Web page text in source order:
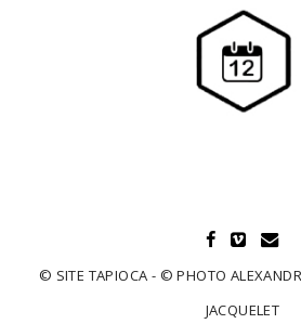
© SITE TAPIOCA - © PHOTO
JACQUELET